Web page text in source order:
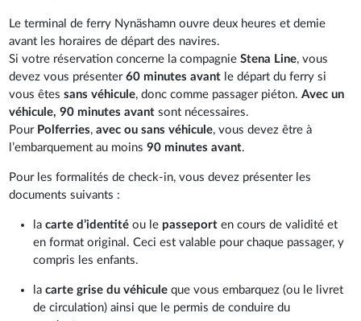
Le terminal de ferry Nynäshamn ouvre deux heures et demie
avant les horaires de départ des navires.
Si votre réservation concerne la compagnie Stena Line, vous
devez vous présenter60 minutes avant le départ du ferry si
vous êtessans véhicule, donc comme passager piéton.Avec un
véhicule, 90 minutes avant sont nécessaires.
Pour Polferries,avec ou sans véhicule, vous devez être à
l’embarquement au moins90 minutes avant.
Pour les formalités de check-in, vous devez présenter les
documents suivants :
lacarte d’identité ou le passeporten cours de validité et
en format original. Ceci est valable pour chaque passager, y
compris les enfants.
la carte grise du véhicule que vous embarquez (ou le livret
de circulation) ainsi que le permis de conduire du